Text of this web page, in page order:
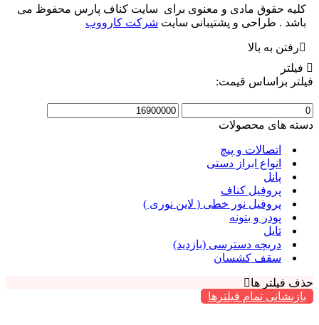
حقوق مادی و معنوی برای سایت کناف پارس محفوظ می
. طراحی و پشتیبانی سایت شرکت کارووب
به بالا
براساس قیمت:
محصولات
اتصالات و پیچ
انواع ابراز دستی
پانل
پروفیل کناف
پروفیل نور خطی ( لاین نوری )
پودر و بتونه
تایل
دریچه دسترسی (بازدید)
سقف کشسان
ها
تمام فیلترها